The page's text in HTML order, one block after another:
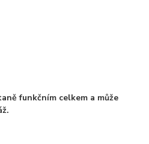
funkčním celkem a může